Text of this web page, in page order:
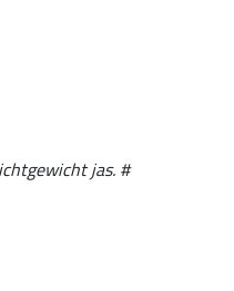
jas. #